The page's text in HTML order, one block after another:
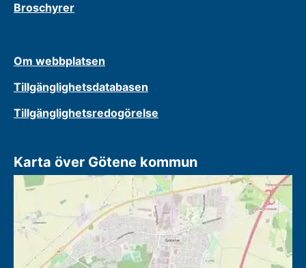
Broschyrer
Om webbplatsen
Tillgänglighetsdatabasen
Tillgänglighetsredogörelse
Karta över Götene kommun